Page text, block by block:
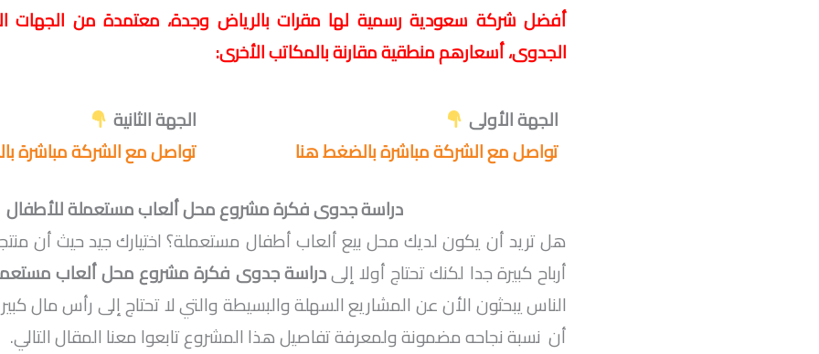
أفضل شركة سعودية رسمية لها مقرات بالرياض وجدة، معتمدة من الجهات
الجدوى، أسعارهم منطقية مقارنة بالمكاتب الأخرى:
الجهة الأولى
تواصل مع الشركة مباشرة بالضغط هنا
الجهة الثانية
تواصل مع الشركة مباشرة
دراسة جدوى فكرة مشروع محل ألعاب مستعملة للأطفال
هل تريد أن يكون لديك محل بيع ألعاب أطفال مستعملة؟ اختيارك جيد حيث أن
أرباح كبيرة جدا لكنك تحتاج أولا إلىدراسة جدوى فكرة مشروع محل ألعاب
الناس يبحثون الأن عن المشاريع السهلة والبسيطة والتي لا تحتاج إلى رأس مال
أن نسبة نجاحه مضمونة ولمعرفة تفاصيل هذا المشروع تابعوا معنا المقال التالي.